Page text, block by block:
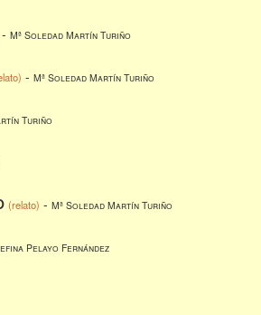
- Mª Soledad Martín Turiño
- Mª Soledad Martín Turiño
Turiño
(relato) - Mª Soledad Martín Turiño
Pelayo Fernández